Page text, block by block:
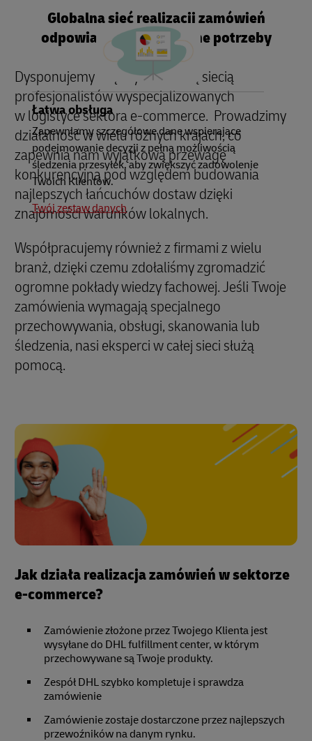
Łatwa obsługa
Zapewniamy szczegółowe dane wspierające
podejmowanie decyzji z pełną możliwością
śledzenia przesyłek, aby zwiększyć zadowolenie
Twoich Klientów.
Twój zestaw danych
Globalna sieć realizacji zamówień
odpowiadająca na lokalne potrzeby
Dysponujemy międzynarodową siecią
profesjonalistów wyspecjalizowanych
w logistyce sektora e-commerce. Prowadzimy
działalność w wielu różnych krajach, co
zapewnia nam wyjątkową przewagę
konkurencyjną pod względem budowania
najlepszych łańcuchów dostaw dzięki
znajomości warunków lokalnych.
Współpracujemy również z firmami z wielu
branż, dzięki czemu zdołaliśmy zgromadzić
ogromne pokłady wiedzy fachowej. Jeśli Twoje
zamówienia wymagają specjalnego
przechowywania, obsługi, skanowania lub
śledzenia, nasi eksperci w całej sieci służą
pomocą.
Jak działa realizacja zamówień w sektorze
e-commerce?
Zamówienie złożone przez Twojego Klienta jest
wysyłane do DHL fulfillment center, w którym
przechowywane są Twoje produkty.
Zespół DHL szybko kompletuje i sprawdza
zamówienie
Zamówienie zostaje dostarczone przez najlepszych
przewoźników na danym rynku.